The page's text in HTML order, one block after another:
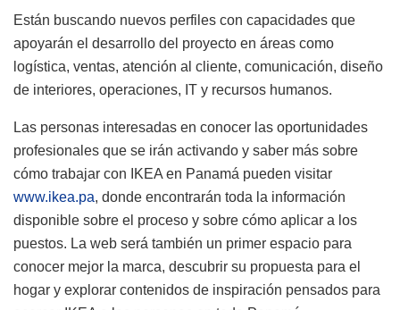
Están buscando nuevos perfiles con capacidades que
apoyarán el desarrollo del proyecto en áreas como
logística, ventas, atención al cliente, comunicación, diseño
de interiores, operaciones, IT y recursos humanos.
Las personas interesadas en conocer las oportunidades
profesionales que se irán activando y saber más sobre
cómo trabajar con IKEA en Panamá pueden visitar
www.ikea.pa, donde encontrarán toda la información
disponible sobre el proceso y sobre cómo aplicar a los
puestos. La web será también un primer espacio para
conocer mejor la marca, descubrir su propuesta para el
hogar y explorar contenidos de inspiración pensados para